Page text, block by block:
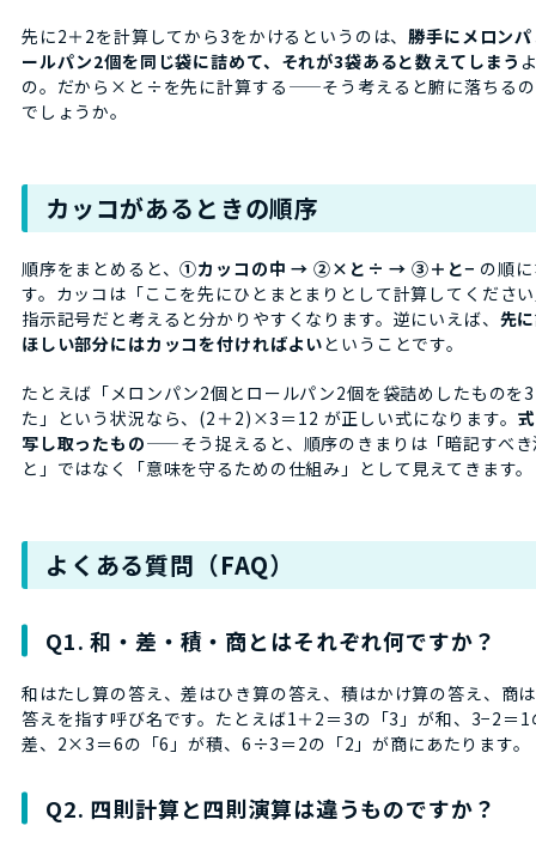
先に2＋2を計算してから3をかけるというのは、 勝手にメロン
ールパン2個を同じ袋に詰めて、それが3袋あると数えてしまう
の。だから×と÷を先に計算する——そう考えると腑に落ちる
でしょうか。
カッコがあるときの順序
順序をまとめると、①カッコの中 → ②×と÷ → ③＋と− の順
す。カッコは「ここを先にひとまとまりとして計算してくださ
指示記号だと考えると分かりやすくなります。逆にいえば、 先
ほしい部分にはカッコを付ければよいということです。
たとえば「メロンパン2個とロールパン2個を袋詰めしたものを
た」という状況なら、(2＋2)×3＝12 が正しい式になります。
写し取ったもの——そう捉えると、順序のきまりは「暗記すべ
と」ではなく「意味を守るための仕組み」として見えてきます。
よくある質問（FAQ）
Q1. 和・差・積・商とはそれぞれ何ですか？
和はたし算の答え、差はひき算の答え、積はかけ算の答え、商
答えを指す呼び名です。たとえば1＋2＝3の「3」が和、3−2＝
差、2×3＝6の「6」が積、6÷3＝2の「2」が商にあたります。
Q2. 四則計算と四則演算は違うものですか？